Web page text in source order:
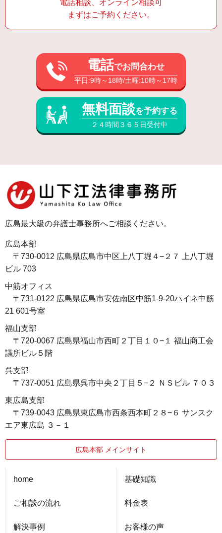
電話相談、オンライン相談可
まずはご予約ください。
電話でお問合わせ
平日:9時～18時/土曜:10時～17時
無料面談を予約する
２４時間３６５日受付中
広島最大級の弁護士事務所へご相談ください。
広島本部
〒730-0012 広島県広島市中区上八丁堀４−２７ 上八丁堀
ビル 703
中筋オフィス
〒731-0122 広島県広島市安佐南区中筋1-9-20ハイネ中筋
21 601号室
福山支部
〒720-0067 広島県福山市西町２丁目１０−１ 福山商工会
議所ビル５階
呉支部
〒737-0051 広島県呉市中央２丁目５−２ ＮＳビル ７０３
東広島支部
〒739-0043 広島県東広島市西条西本町２８−６ サンスク
エア東広島 ３－１
広島本部 メインサイト
home
ご相談の流れ
解決事例
基礎知識
料金表
お客様の声